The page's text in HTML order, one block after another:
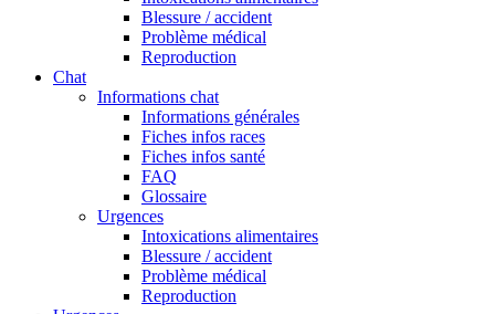
Blessure / accident
Problème médical
Reproduction
Chat
Informations chat
Informations générales
Fiches infos races
Fiches infos santé
FAQ
Glossaire
Urgences
Intoxications alimentaires
Blessure / accident
Problème médical
Reproduction